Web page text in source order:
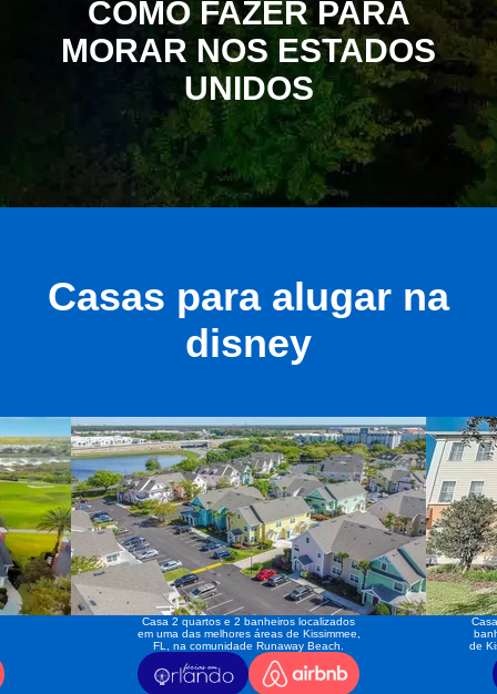
COMO FAZER PARA
MORAR NOS ESTADOS
UNIDOS
Casas para alugar na
disney
Casa 2 quartos e 2 banheiros localizados
em uma das melhores áreas de Kissimmee,
FL, na comunidade Runaway Beach.
de